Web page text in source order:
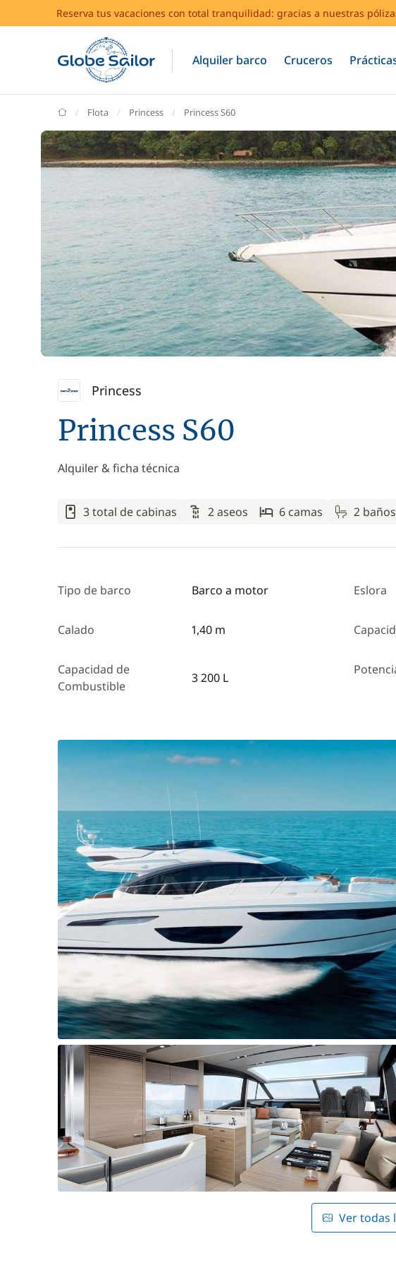
Reserva tus vacaciones con total tranquilidad: gracias a nuestras
Alquiler barco Cruceros
GlobeSailor
Flota Princess Princess S60
Princess
Princess S60
Alquiler & ficha técnica
3 total de cabinas 2 aseos 6 camas 2 baños
Tipo de barco Barco a motor Eslora
Calado 1,40 m
Capacidad de
Combustible
3 200 L
Ver todas